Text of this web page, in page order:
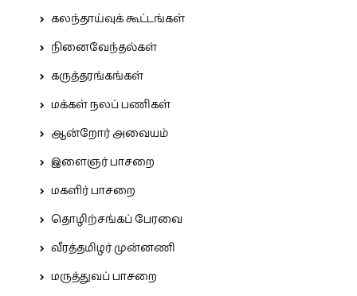
கலந்தாய்வுக் கூட்டங்கள்
நினைவேந்தல்கள்
கருத்தரங்கங்கள்
மக்கள் நலப் பணிகள்
ஆன்றோர் அவையம்
இளைஞர் பாசறை
மகளிர் பாசறை
தொழிற்சங்கப் பேரவை
வீரத்தமிழர் முன்னணி
மருத்துவப் பாசறை